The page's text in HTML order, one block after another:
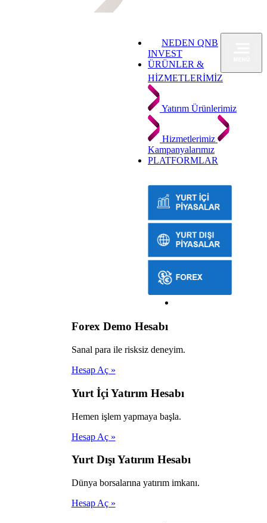
NEDEN QNB
INVEST
ÜRÜNLER &
HİZMETLERİMİZ
Yatırım Ürünlerimiz
Hizmetlerimiz
Kampanyalarımız
PLATFORMLAR
Forex Demo Hesabı
Sanal para ile risksiz deneyim.
Hesap Aç »
Yurt İçi Yatırım Hesabı
Hemen işlem yapmaya başla.
Hesap Aç »
Yurt Dışı Yatırım Hesabı
Dünya borsalarına yatırım imkanı.
Hesap Aç »